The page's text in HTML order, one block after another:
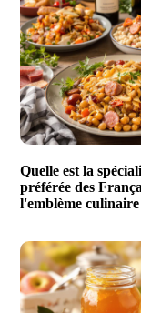
Quelle est la
préférée des
l'emblème